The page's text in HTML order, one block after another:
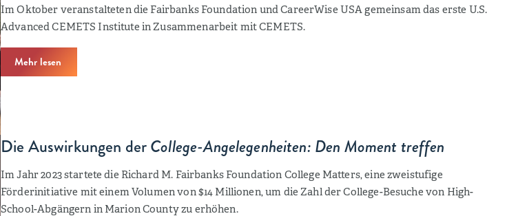
Im Oktober veranstalteten die Fairbanks Foundation und CareerWise USA gemeinsam das erste U.S.
Advanced CEMETS Institute in Zusammenarbeit mit CEMETS.
Mehr lesen
Die Auswirkungen derCollege-Angelegenheiten: Den Moment treffen
Im Jahr 2023 startete die Richard M. Fairbanks Foundation College Matters, eine zweistufige
Förderinitiative mit einem Volumen von $14 Millionen, um die Zahl der College-Besuche von High-
School-Abgängern in Marion County zu erhöhen.